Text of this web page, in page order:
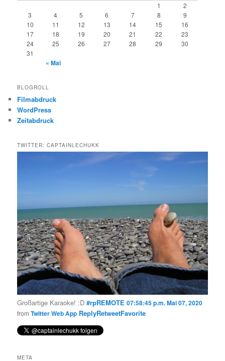
1
2
3
4 5 6 7 8
9
10
11 12 13 14 15
16
17
18 19 20 21 22
23
24
25 26 27 28 29
30
31
« Mai
BLOGROLL
Filmabdruck
WordPress
Zeitabdruck
TWITTER: CAPTAINLECHUKK
Großartige Karaoke! :D#rpREMOTE 07:58:45 p.m. Mai 07, 2020
fromTwitter Web App ReplyRetweetFavorite
META